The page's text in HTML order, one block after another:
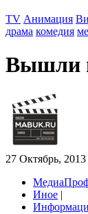
TV Анимация
драма комедия
Вышли
27 Октябрь,
Иное |